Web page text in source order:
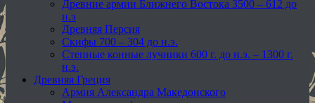
Древние армии Ближнего Востока 3500 – 612 до
н.э
Древняя Персия
Скифы 700 – 304 до н.э.
Степные конные лучники 600 г. до н.э. – 1300 г.
н.э.
Древняя Греция
Армия Александра Македонского